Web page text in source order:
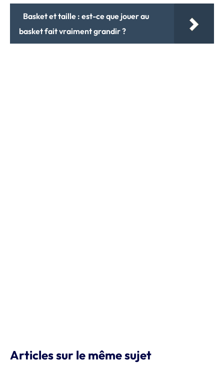
Basket et taille : est-ce que jouer au
basket fait vraiment grandir ?
Articles sur le même sujet